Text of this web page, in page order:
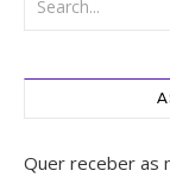
Quer receber as